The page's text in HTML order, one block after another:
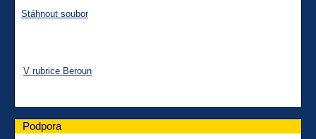
Stáhnout soubor
V rubrice Beroun
Podpora